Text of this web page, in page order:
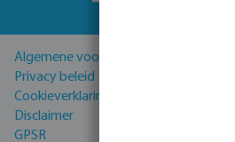
Algemene voorwaarden
Privacy beleid
Cookieverklaring
Disclaimer
GPSR